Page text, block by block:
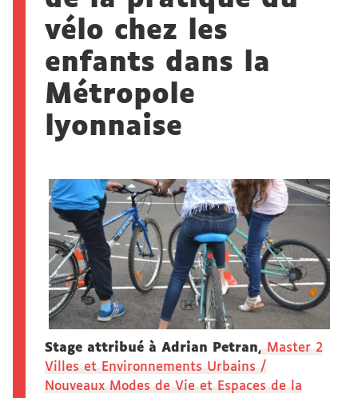
vélo chez les
enfants dans la
Métropole
lyonnaise
Stage attribué à Adrian Petran, Master 2
Villes et Environnements Urbains /
Nouveaux Modes de Vie et Espaces de la